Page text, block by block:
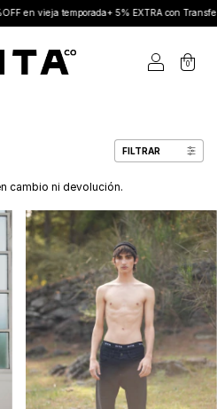
5% EXTRA con Transferencia Nuevo
0
FILTRAR
cambio ni devolución.